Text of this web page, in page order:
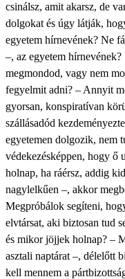
csinálsz, amit akarsz, de
dolgokat és úgy látják,
egyetem hírnevének? Ne
–, az egyetem
megmondod, vagy nem
fegyelmit adni? – Annyit
gyorsan, konspiratívan
szállásadód
egyetemen dolgozik, nem
védekezésképpen, hogy ő
holnap, ha ráérsz, addig
nagylelkűen –, akkor
Megpróbálok segíteni,
elvtársat, aki biztosan tud
és mikor jöjjek holnap? –
asztali naptárat –, délelőtt
kell mennem a